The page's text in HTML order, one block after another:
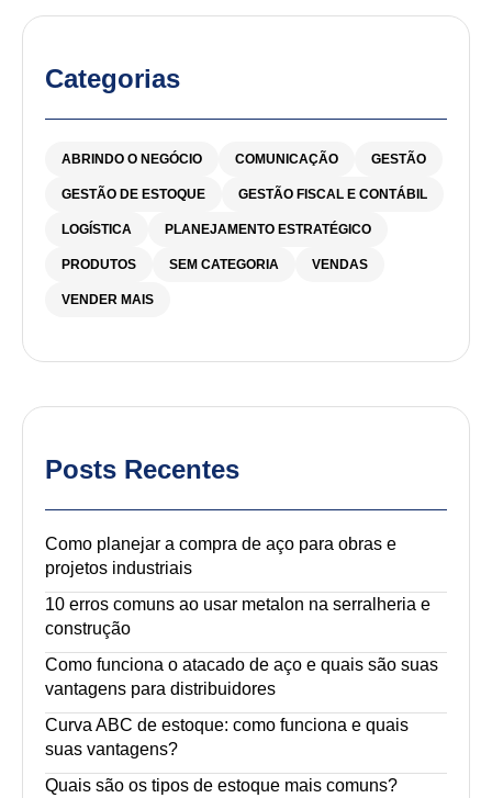
Categorias
ABRINDO O NEGÓCIO COMUNICAÇÃO GESTÃO
GESTÃO DE ESTOQUE GESTÃO FISCAL E CONTÁBIL
LOGÍSTICA PLANEJAMENTO ESTRATÉGICO
PRODUTOS SEM CATEGORIA VENDAS
VENDER MAIS
Posts Recentes
Como planejar a compra de aço para obras e
projetos industriais
10 erros comuns ao usar metalon na serralheria e
construção
Como funciona o atacado de aço e quais são suas
vantagens para distribuidores
Curva ABC de estoque: como funciona e quais
suas vantagens?
Quais são os tipos de estoque mais comuns?